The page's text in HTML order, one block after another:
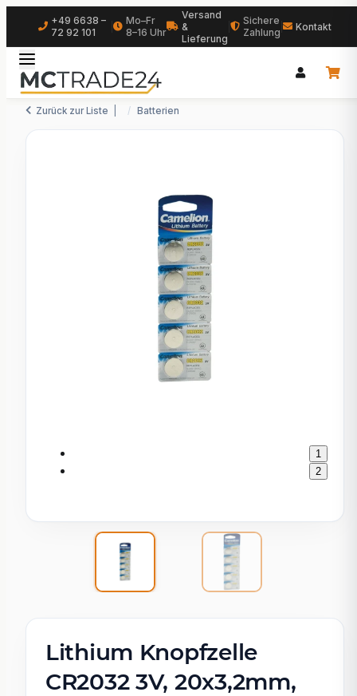
+49 6638 –
72 92 101
Mo–Fr
8–16 Uhr
Versand
&
Lieferung
Sichere
Zahlung
Kontakt
Zurück zur Liste Batterien
1
2
Lithium Knopfzelle
CR2032 3V, 20x3,2mm,